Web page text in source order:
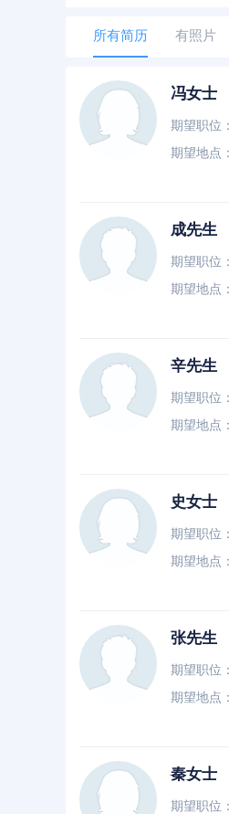
所有简历 有照片
冯女士
期望职位
期望地点
成先生
期望职位
期望地点
辛先生
期望职位
期望地点
史女士
期望职位
期望地点
张先生
期望职位
期望地点
秦女士
期望职位